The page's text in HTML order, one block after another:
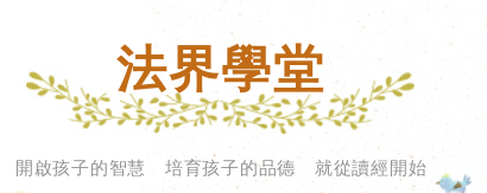
法界學堂
開啟孩子的智慧 培育孩子的品德 就從讀經開始